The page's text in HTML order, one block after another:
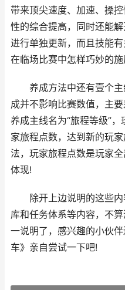
带来顶尖速度、加速、操
性的综合提高，同时还能
进行单独更新，而且技能
在临场比赛中怎样巧妙的施
养成方法中还有壹个主
成并不影响比赛数值，主
养成主线名为“旅程等级”
家旅程点数，达到新的玩
法，玩家旅程点数是玩家
体现!
除开上边说明的这些内
库和任务体系等内容，不
一说明了，感兴趣的小伙
车》亲自尝试一下吧!